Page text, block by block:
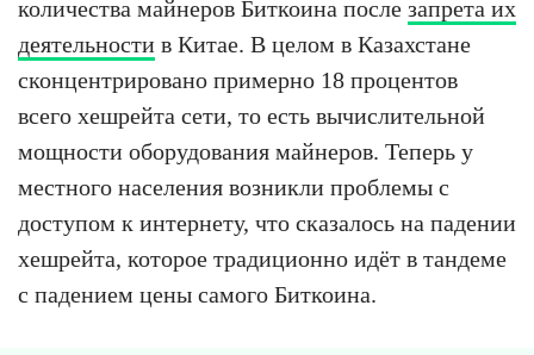
количества майнеров Биткоина после запрета их
деятельности в Китае. В целом в Казахстане
сконцентрировано примерно 18 процентов
всего хешрейта сети, то есть вычислительной
мощности оборудования майнеров. Теперь у
местного населения возникли проблемы с
доступом к интернету, что сказалось на падении
хешрейта, которое традиционно идёт в тандеме
с падением цены самого Биткоина.